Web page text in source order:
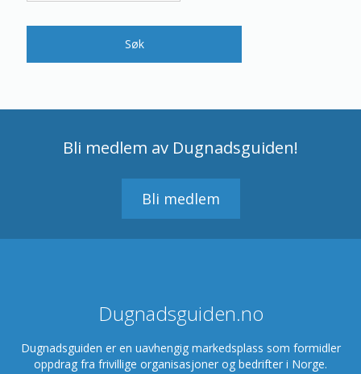
Bli medlem av Dugnadsguiden!
Bli medlem
Dugnadsguiden.no
Dugnadsguiden er en uavhengig markedsplass som formidler
oppdrag fra frivillige organisasjoner og bedrifter i Norge.